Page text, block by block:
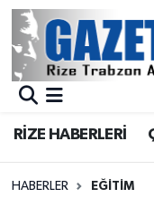
RİZE HABERLERİ
HABERLER EĞİTİM
BÖLGEMİZ
Asayiş
Merkez
Merkez Trafik